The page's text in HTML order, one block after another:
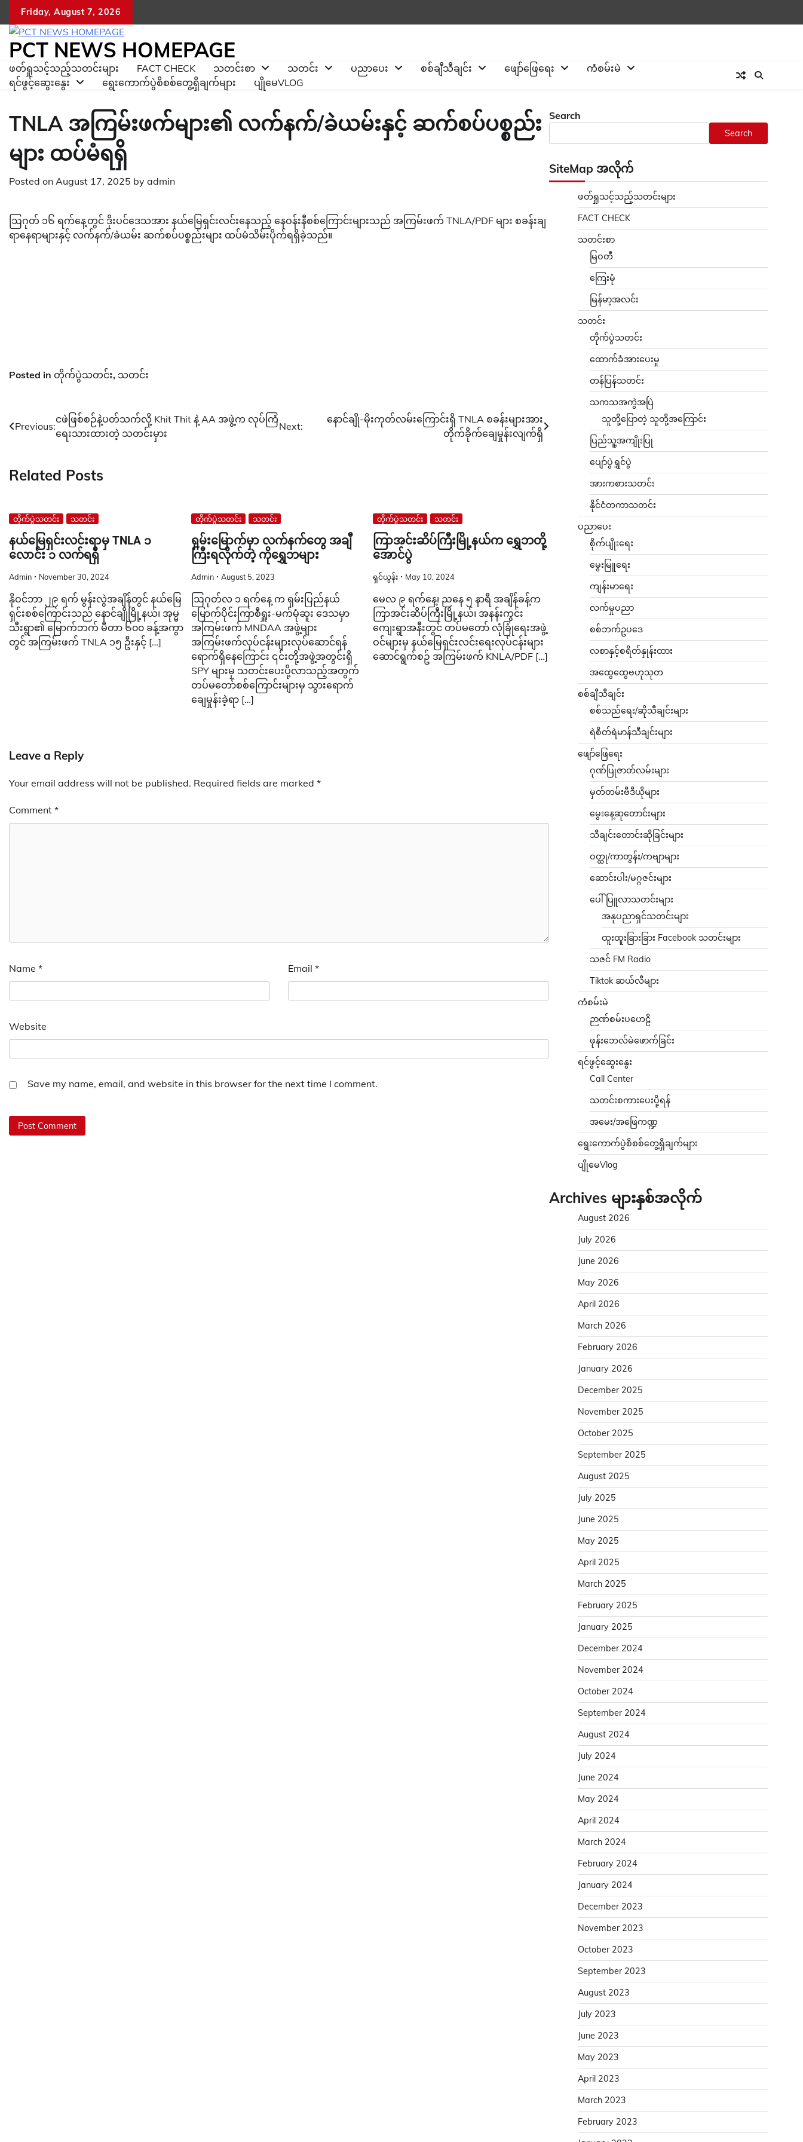
content
Friday, August 7, 2026
PCT NEWS HOMEPAGE
ဖတ်ရှုသင့်သည့်သတင်းများ FACT CHECK သတင်းစာ သတင်း ပညာပေး စစ်ချီသီချင်း ဖျော်ဖြေရေး
ကံစမ်းမဲ
ရင်ဖွင့်ဆွေးနွေး
ရွေးကောက်ပွဲစိစစ်တွေ့ရှိချက်များ ပျိုမေVLOG
TNLA အကြမ်းဖက်များ၏ လက်နက်/ခဲယမ်းနှင့် ဆက်စပ်ပစ္စည်း
များ ထပ်မံရရှိ
Posted on August 17, 2025 by admin
ဩဂုတ် ၁၆ ရက်နေ့တွင် ဒိုးပင်ဒေသအား နယ်မြေရှင်းလင်းနေသည့် နေဝန်းနီစစ်ကြောင်းများသည် အကြမ်းဖက် TNLA/PDF များ စခန်းချ
ရာနေရာများနှင့် လက်နက်/ခဲယမ်း ဆက်စပ်ပစ္စည်းများ ထပ်မံသိမ်းပိုက်ရရှိခဲ့သည်။
Posted in တိုက်ပွဲသတင်း, သတင်း
Post
navigation
Previous:
ငဖဲဖြစ်စဉ်နဲ့ပတ်သက်လို့ Khit Thit နဲ့ AA အဖွဲ့က လုပ်ကြံ
ရေးသားထားတဲ့ သတင်းမှား
Next:
နောင်ချို-မိုးကုတ်လမ်းကြောင်းရှိ TNLA စခန်းများအား
တိုက်ခိုက်ချေမှုန်းလျက်ရှိ
Related Posts
တိုက်ပွဲသတင်း သတင်း
နယ်မြေရှင်းလင်းရာမှ TNLA ၁
လောင်း ၁ လက်ရရှိ
Admin November 30, 2024
နိုဝင်ဘာ ၂၉ ရက် မွန်းလွဲအချိန်တွင် နယ်မြေ
ရှင်းစစ်ကြောင်းသည် နောင်ချိုမြို့နယ်၊ အုမ္မ
သီးရွာ၏ မြောက်ဘက် မီတာ ၆၀၀ ခန့်အကွာ
တွင် အကြမ်းဖက် TNLA ၁၅ ဦးနှင့် […]
တိုက်ပွဲသတင်း သတင်း
ရှမ်းမြောက်မှာ လက်နက်တွေ အချီ
ကြီးရလိုက်တဲ့ ကိုရွှေဘများ
Admin August 5, 2023
ဩဂုတ်လ ၁ ရက်နေ့ က ရှမ်းပြည်နယ်
မြောက်ပိုင်းကြာစီရှူး-မက်မုံဆူး ဒေသမှာ
အကြမ်းဖက် MNDAA အဖွဲ့များ
အကြမ်းဖက်လုပ်ငန်းများလုပ်ဆောင်ရန်
ရောက်ရှိနေကြောင်း ၎င်းတို့အဖွဲ့အတွင်းရှိ
SPY များမှ သတင်းပေးပို့လာသည့်အတွက်
တပ်မတော်စစ်ကြောင်းများမှ သွားရောက်
ချေမှုန်းခဲ့ရာ […]
တိုက်ပွဲသတင်း သတင်း
ကြာအင်းဆိပ်ကြီးမြို့နယ်က ‌ရွှေဘတို့
အောင်ပွဲ
ရှင်ယွန်း May 10, 2024
မေလ ၉ ရက်နေ့၊ ညနေ ၅ နာရီ အချိန်ခန့်က
ကြာအင်းဆိပ်ကြီးမြို့နယ်၊ အနန်းကွင်း
ကျေးရွာအနီးတွင် တပ်မတော် လုံခြုံရေးအဖွဲ့
ဝင်များမှ နယ်မြေရှင်းလင်းရေးလုပ်ငန်းများ
ဆောင်ရွက်စဥ် အကြမ်းဖက် KNLA/PDF […]
Leave a Reply
Your email address will not be published. Required fields are marked *
Comment *
Name * Email *
Website
Save my name, email, and website in this browser for the next time I comment.
Search
Search
SiteMap အလိုက်
ဖတ်ရှုသင့်သည့်သတင်းများ
FACT CHECK
သတင်းစာ
မြဝတီ
ကြေးမုံ
မြန်မာ့အလင်း
သတင်း
တိုက်ပွဲသတင်း
ထောက်ခံအားပေးမှု
တန်ပြန်သတင်း
သကသအကွဲအပြဲ
သူတို့ပြောတဲ့ သူတို့အကြောင်း
ပြည်သူ့အကျိုးပြု
ပျော်ပွဲရွှင်ပွဲ
အားကစားသတင်း
နိုင်ငံတကာသတင်း
ပညာပေး
စိုက်ပျိုးရေး
မွေးမြူရေး
ကျန်းမာရေး
လက်မှုပညာ
စစ်ဘက်ဥပဒေ
လစာနှင့်စရိတ်နှုန်းထား
အထွေထွေဗဟုသုတ
စစ်ချီသီချင်း
စစ်သည်ရေး/ဆိုသီချင်းများ
ရဲစိတ်ရဲမာန်သီချင်းများ
ဖျော်ဖြေရေး
ဂုဏ်ပြုဇာတ်လမ်းများ
မှတ်တမ်းဗီဒီယိုများ
မွေးနေ့ဆုတောင်းများ
သီချင်းတောင်းဆိုခြင်းများ
ဝတ္ထု/ကာတွန်း/ကဗျာများ
ဆောင်းပါး/မဂ္ဂဇင်းများ
ပေါ်ပြူလာသတင်းများ
အနုပညာရှင်သတင်းများ
ထူးထူးခြားခြား Facebook သတင်းများ
သဇင် FM Radio
Tiktok ဆယ်လီများ
ကံစမ်းမဲ
ဉာဏ်စမ်းပဟေဠိ
ဖုန်းဘေလ်မဲဖောက်ခြင်း
ရင်ဖွင့်ဆွေးနွေး
Call Center
သတင်းစကားပေးပို့ရန်
အမေး/အဖြေကဏ္ဍ
ရွေးကောက်ပွဲစိစစ်တွေ့ရှိချက်များ
ပျိုမေVlog
Archives များနှစ်အလိုက်
August 2026
July 2026
June 2026
May 2026
April 2026
March 2026
February 2026
January 2026
December 2025
November 2025
October 2025
September 2025
August 2025
July 2025
June 2025
May 2025
April 2025
March 2025
February 2025
January 2025
December 2024
November 2024
October 2024
September 2024
August 2024
July 2024
June 2024
May 2024
April 2024
March 2024
February 2024
January 2024
December 2023
November 2023
October 2023
September 2023
August 2023
July 2023
June 2023
May 2023
April 2023
March 2023
February 2023